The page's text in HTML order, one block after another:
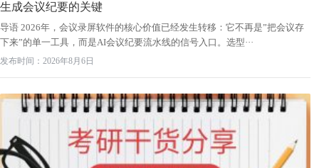
生成会议纪要的关键
导语 2026年，会议录屏软件的核心价值已经发生转移：它不再是”把会议存
下来”的单一工具，而是AI会议纪要流水线的信号入口。选型···
发布时间：2026年8月6日